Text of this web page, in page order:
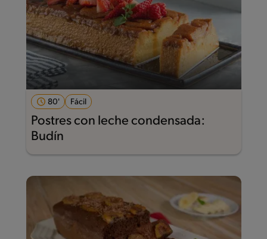
80' Fácil
Postres con leche condensada:
Budín